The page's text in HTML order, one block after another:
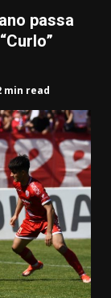
passa
min read